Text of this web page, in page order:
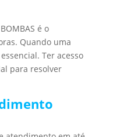
é o
Quando uma
Ter acesso
para resolver